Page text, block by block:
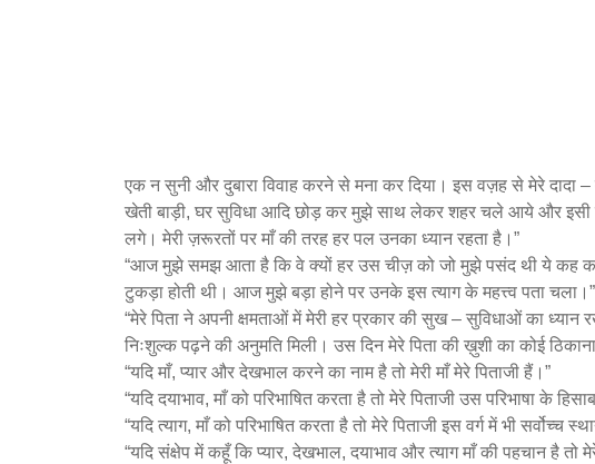
एक न सुनी और दुबारा विवाह करने से मना कर दिया। इस वज़ह से मेरे
खेती बाड़ी, घर सुविधा आदि छोड़ कर मुझे साथ लेकर शहर चले आये और इसी
लगे। मेरी ज़रूरतों पर माँ की तरह हर पल उनका ध्यान रहता है।”
“आज मुझे समझ आता है कि वे क्यों हर उस चीज़ को जो मुझे पसंद थी ये कह
टुकड़ा होती थी। आज मुझे बड़ा होने पर उनके इस त्याग के महत्त्व पता चला।”
“मेरे पिता ने अपनी क्षमताओं में मेरी हर प्रकार की सुख – सुविधाओं का
निःशुल्क पढ़ने की अनुमति मिली। उस दिन मेरे पिता की ख़ुशी का कोई
“यदि माँ, प्यार और देखभाल करने का नाम है तो मेरी माँ मेरे पिताजी हैं।”
“यदि दयाभाव, माँ को परिभाषित करता है तो मेरे पिताजी उस परिभाषा के
“यदि त्याग, माँ को परिभाषित करता है तो मेरे पिताजी इस वर्ग में भी सर्वोच्च
“यदि संक्षेप में कहूँ कि प्यार, देखभाल, दयाभाव और त्याग माँ की पहचान है